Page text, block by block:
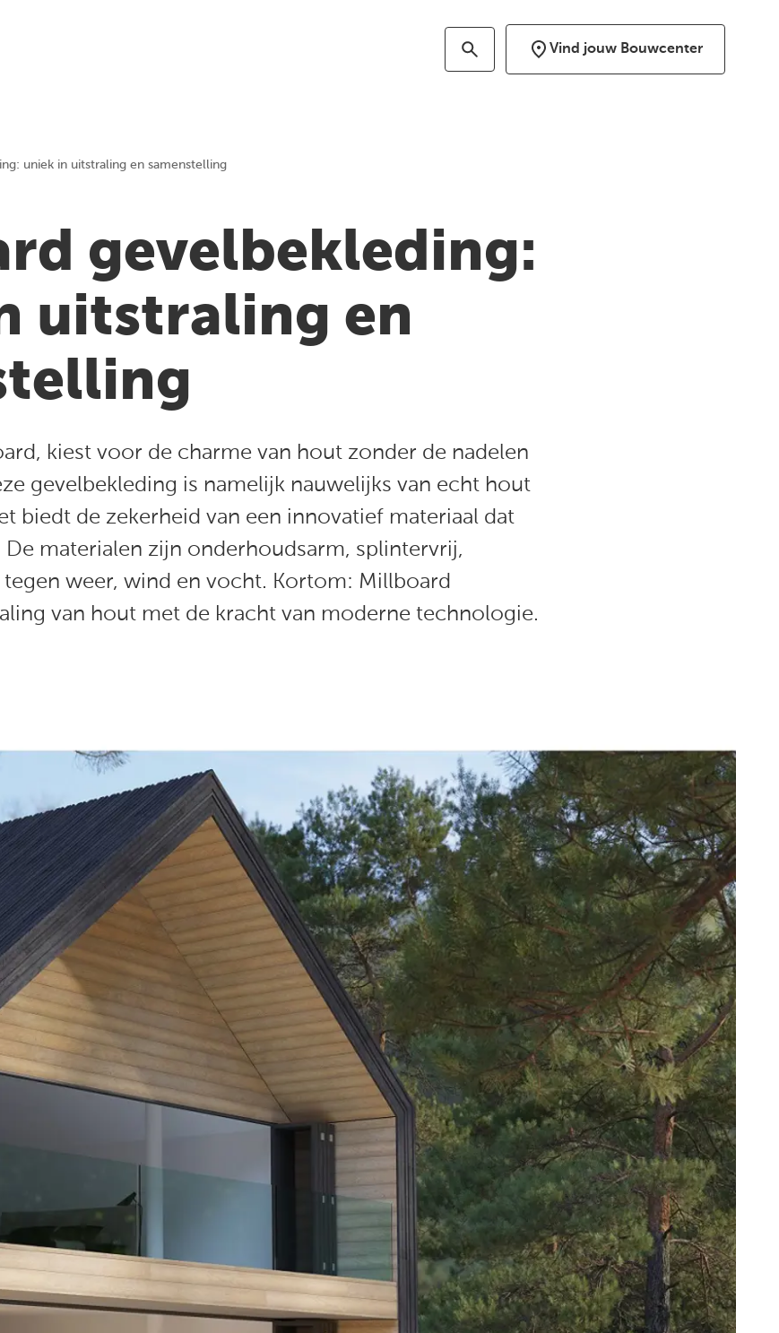
Vind jouw Bouwcenter
uniek in uitstraling en samenstelling
gevelbekleding:
uitstraling en
kiest voor de charme van hout zonder de nadelen
gevelbekleding is namelijk nauwelijks van echt hout
biedt de zekerheid van een innovatief materiaal dat
materialen zijn onderhoudsarm, splintervrij,
tegen weer, wind en vocht. Kortom: Millboard
van hout met de kracht van moderne technologie.